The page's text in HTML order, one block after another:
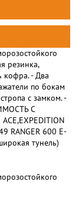
резинка,
кофра. - Два
по бокам
с замком. -
С
RANGER 600 E-
тунель)